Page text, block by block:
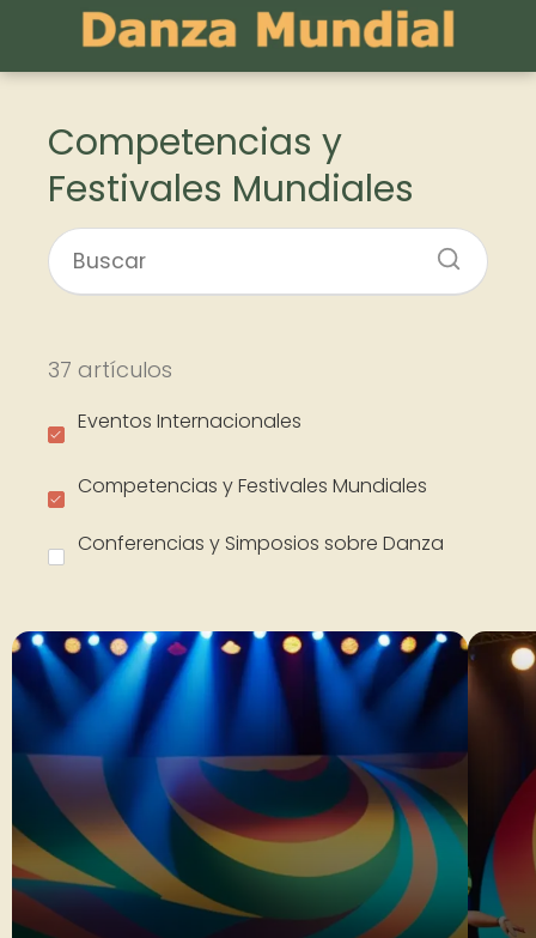
Competencias y
Festivales Mundiales
37 artículos
Eventos Internacionales
Competencias y Festivales Mundiales
Conferencias y Simposios sobre Danza